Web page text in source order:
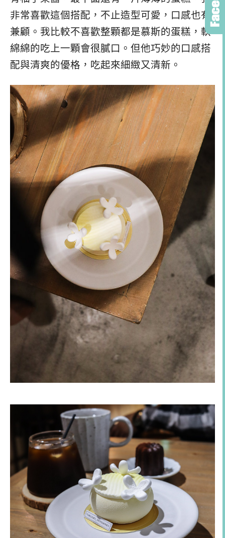
非常喜歡這個搭配，不止造型可愛，口感也有
兼顧。我比較不喜歡整顆都是慕斯的蛋糕，軟
綿綿的吃上一顆會很膩口。但他巧妙的口感搭
配與清爽的優格，吃起來細緻又清新。